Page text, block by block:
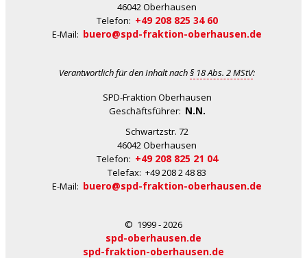
46042 Oberhausen
Telefon: +49 208 825 34 60
E-Mail: buero@spd-fraktion-oberhausen.de
Verantwortlich für den Inhalt nach§ 18 Abs. 2 MStV:
SPD-Fraktion Oberhausen
Geschäftsführer: N.N.
Schwartzstr. 72
46042 Oberhausen
Telefon: +49 208 825 21 04
Telefax: +49 208 2 48 83
E-Mail: buero@spd-fraktion-oberhausen.de
© 1999 - 2026
spd-oberhausen.de
spd-fraktion-oberhausen.de